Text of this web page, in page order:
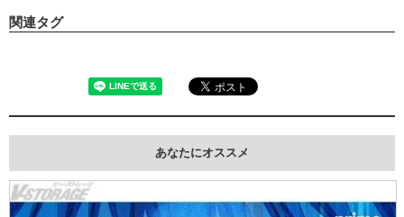
関連タグ
あなたにオススメ